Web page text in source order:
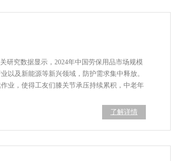
研究数据显示，2024年中国劳保用品市场规模
以及新能源等新兴领域，防护需求集中释放。
业，使得工友们膝关节承压持续累积，中老年
了解详情